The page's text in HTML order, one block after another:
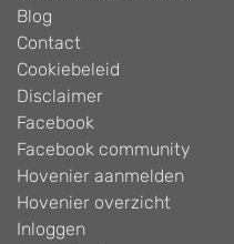
Blog
Contact
Cookiebeleid
Disclaimer
Facebook
Facebook community
Hovenier aanmelden
Hovenier overzicht
Inloggen